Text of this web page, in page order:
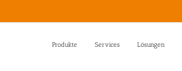
Produkte Services Lösungen